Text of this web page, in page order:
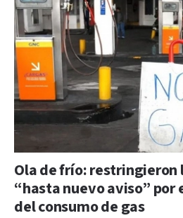
Ola de frío: restringieron
“hasta nuevo aviso”
del consumo de gas